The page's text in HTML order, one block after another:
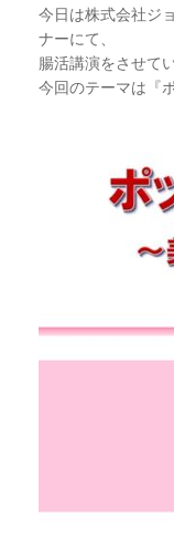
今日は株式会社ジ
ナーにて、
腸活講演をさせて
今回のテーマは『